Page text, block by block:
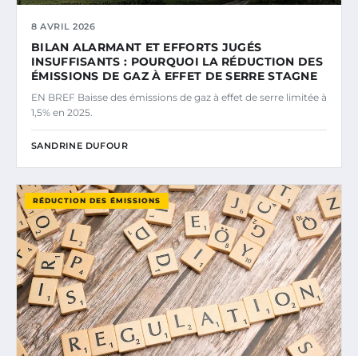
8 AVRIL 2026
BILAN ALARMANT ET EFFORTS JUGÉS
INSUFFISANTS : POURQUOI LA RÉDUCTION DES
ÉMISSIONS DE GAZ À EFFET DE SERRE STAGNE
EN BREF Baisse des émissions de gaz à effet de serre limitée à
1,5% en 2025.
SANDRINE DUFOUR
RÉDUCTION DES ÉMISSIONS